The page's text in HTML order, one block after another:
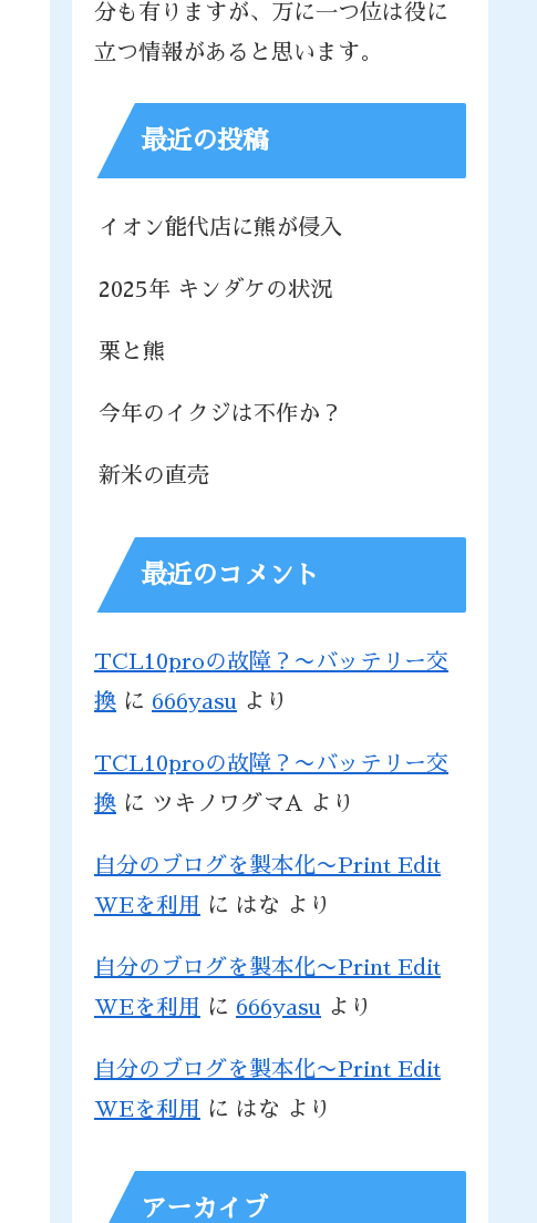
分も有りますが、万に一つ位は役に
立つ情報があると思います。
最近の投稿
イオン能代店に熊が侵入
2025年 キンダケの状況
栗と熊
今年のイクジは不作か？
新米の直売
最近のコメント
TCL10proの故障？〜バッテリー交
換 に 666yasu より
TCL10proの故障？〜バッテリー交
換 に ツキノワグマA より
自分のブログを製本化〜Print Edit
WEを利用
に はな より
自分のブログを製本化〜Print Edit
WEを利用
に 666yasu より
自分のブログを製本化〜Print Edit
WEを利用
に はな より
アーカイブ